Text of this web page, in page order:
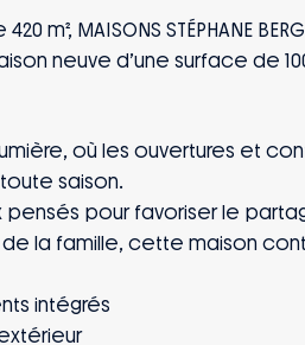
m², MAISONS STÉPHANE
neuve d’une surface de
où les ouvertures et
saison.
pensés pour favoriser le
de la famille, cette maison
intégrés